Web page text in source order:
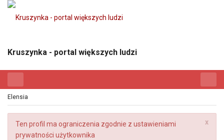
Kruszynka - portal większych ludzi
Elensia
x
Ten profil ma ograniczenia zgodnie z ustawieniami
prywatności użytkownika